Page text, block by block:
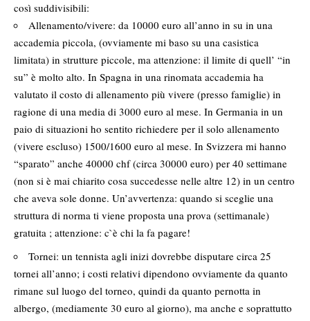
così suddivisibili:
Allenamento/vivere: da 10000 euro all’anno in su in una
accademia piccola, (ovviamente mi baso su una casistica
limitata) in strutture piccole, ma attenzione: il limite di quell’ “in
su” è molto alto. In Spagna in una rinomata accademia ha
valutato il costo di allenamento più vivere (presso famiglie) in
ragione di una media di 3000 euro al mese. In Germania in un
paio di situazioni ho sentito richiedere per il solo allenamento
(vivere escluso) 1500/1600 euro al mese. In Svizzera mi hanno
“sparato” anche 40000 chf (circa 30000 euro) per 40 settimane
(non si è mai chiarito cosa succedesse nelle altre 12) in un centro
che aveva sole donne. Un’avvertenza: quando si sceglie una
struttura di norma ti viene proposta una prova (settimanale)
gratuita ; attenzione: c`è chi la fa pagare!
Tornei: un tennista agli inizi dovrebbe disputare circa 25
tornei all’anno; i costi relativi dipendono ovviamente da quanto
rimane sul luogo del torneo, quindi da quanto pernotta in
albergo, (mediamente 30 euro al giorno), ma anche e soprattutto